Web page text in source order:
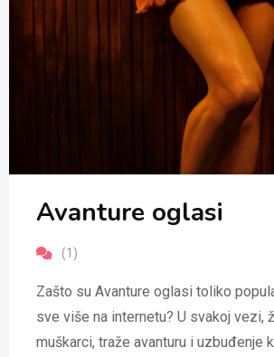
Avanture oglasi
(1)
Zašto su Avanture oglasi toliko
sve više na internetu? U svakoj vezi,
muškarci, traže avanturu i uzbuđenje